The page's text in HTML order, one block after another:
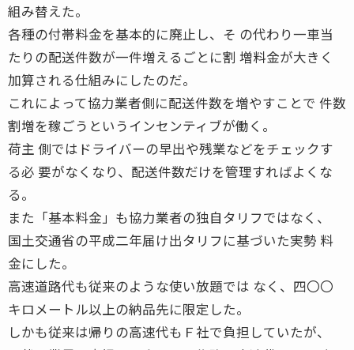
組み替えた。
各種の付帯料金を基本的に廃止し、そ の代わり一車当
たりの配送件数が一件増えるごとに割 増料金が大きく
加算される仕組みにしたのだ。
これによって協力業者側に配送件数を増やすことで 件数
割増を稼ごうというインセンティブが働く。
荷主 側ではドライバーの早出や残業などをチェックす
る必 要がなくなり、配送件数だけを管理すればよくな
る。
また「基本料金」も協力業者の独自タリフではなく、
国土交通省の平成二年届け出タリフに基づいた実勢 料
金にした。
高速道路代も従来のような使い放題では なく、四〇〇
キロメートル以上の納品先に限定した。
しかも従来は帰りの高速代もＦ社で負担していたが、